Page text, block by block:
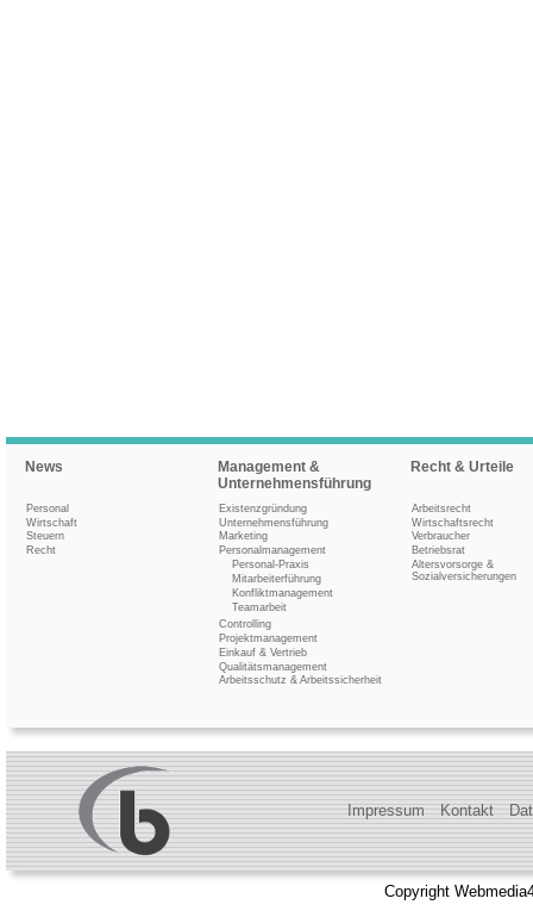
News
Personal
Wirtschaft
Steuern
Recht
Management &
Unternehmensführung
Existenzgründung
Unternehmensführung
Marketing
Personalmanagement
Personal-Praxis
Mitarbeiterführung
Konfliktmanagement
Teamarbeit
Controlling
Projektmanagement
Einkauf & Vertrieb
Qualitätsmanagement
Arbeitsschutz & Arbeitssicherheit
Recht & Urteile
Arbeitsrecht
Wirtschaftsrecht
Verbraucher
Betriebsrat
Altersvorsorge &
Sozialversicherungen
Impressum Kontakt
Copyright